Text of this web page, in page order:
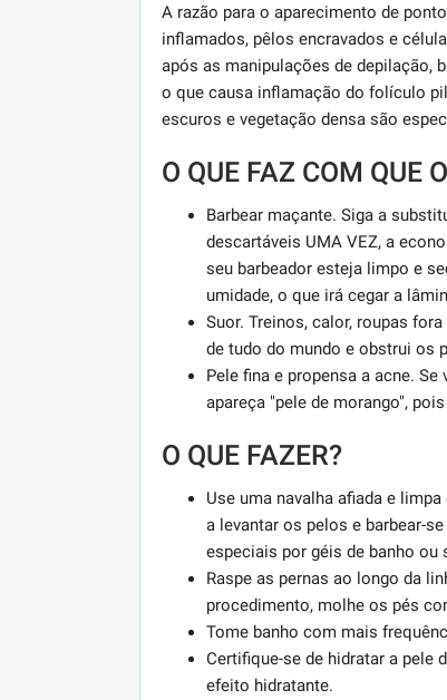
A razão para o aparecimento de
inflamados, pêlos encravados e
após as manipulações de depilação,
o que causa inflamação do folículo
escuros e vegetação densa são
O QUE FAZ COM QUE
Barbear maçante. Siga a
descartáveis ​​UMA VEZ, a
seu barbeador esteja limpo e
umidade, o que irá cegar a
Suor. Treinos, calor, roupas
de tudo do mundo e obstrui os
Pele fina e propensa a acne.
apareça "pele de morango",
O QUE FAZER?
Use uma navalha afiada e
a levantar os pelos e barbear-
especiais por géis de banho ou
Raspe as pernas ao longo da
procedimento, molhe os pés
Tome banho com mais
Certifique-se de hidratar a pele
efeito hidratante.